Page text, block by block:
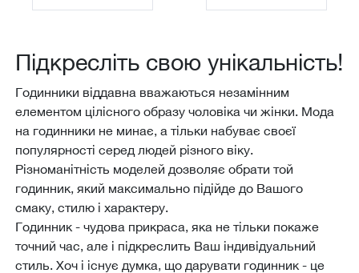
Підкресліть свою унікальність!
Годинники віддавна вважаються незамінним
елементом цілісного образу чоловіка чи жінки. Мода
на годинники не минає, а тільки набуває своєї
популярності серед людей різного віку.
Різноманітність моделей дозволяє обрати той
годинник, який максимально підійде до Вашого
смаку, стилю і характеру.
Годинник - чудова прикраса, яка не тільки покаже
точний час, але і підкреслить Ваш індивідуальний
стиль. Хоч і існує думка, що дарувати годинник - це